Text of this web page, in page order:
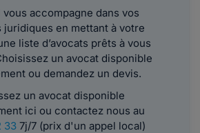
accompagne dans vos
juridiques en mettant à votre
liste d’avocats prêts à vous
un avocat disponible
ou demandez un devis.
un avocat disponible
ici ou contactez nous au
337j/7 (prix d'un appel local)